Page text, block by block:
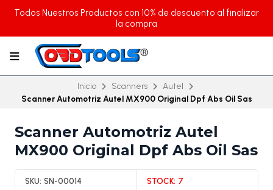
Todos Nuestros Productos con 10% de descuento al finalizar
la compra
Inicio Scanners
Autel
Scanner Automotriz Autel MX900 Original Dpf Abs Oil Sas
Scanner Automotriz Autel
MX900 Original Dpf Abs Oil Sas
SKU: SN-00014 STOCK: 7